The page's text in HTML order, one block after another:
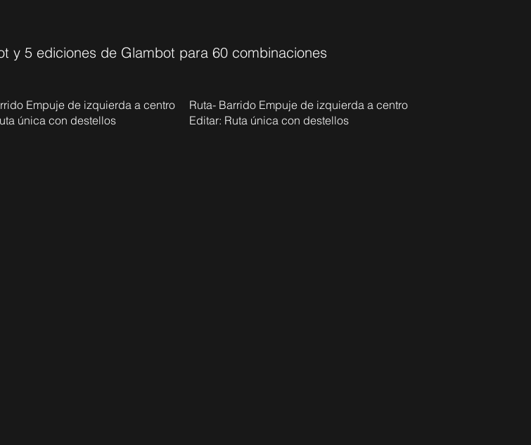
y 5 ediciones de Glambot para 60 combinaciones
Empuje de izquierda a centro
única con destellos
Ruta- Barrido Empuje de izquierda a centro
Editar: Ruta única con destellos